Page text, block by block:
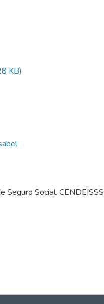
KB)
Seguro Social. CENDEISSS